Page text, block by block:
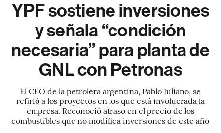
YPF sostiene inversiones
y señala “condición
necesaria” para planta de
GNL con Petronas
El CEO de la petrolera argentina, Pablo Iuliano, se
refirió a los proyectos en los que está involucrada la
empresa. Reconoció atraso en el precio de los
combustibles que no modifica inversiones de este año